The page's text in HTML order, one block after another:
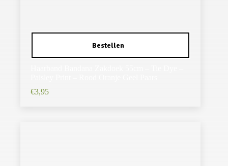
€3,95